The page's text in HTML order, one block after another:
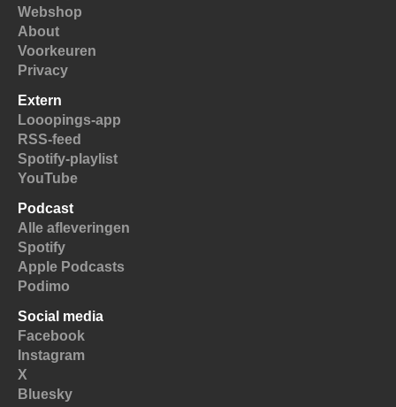
Webshop
About
Voorkeuren
Privacy
Extern
Looopings-app
RSS-feed
Spotify-playlist
YouTube
Podcast
Alle afleveringen
Spotify
Apple Podcasts
Podimo
Social media
Facebook
Instagram
X
Bluesky